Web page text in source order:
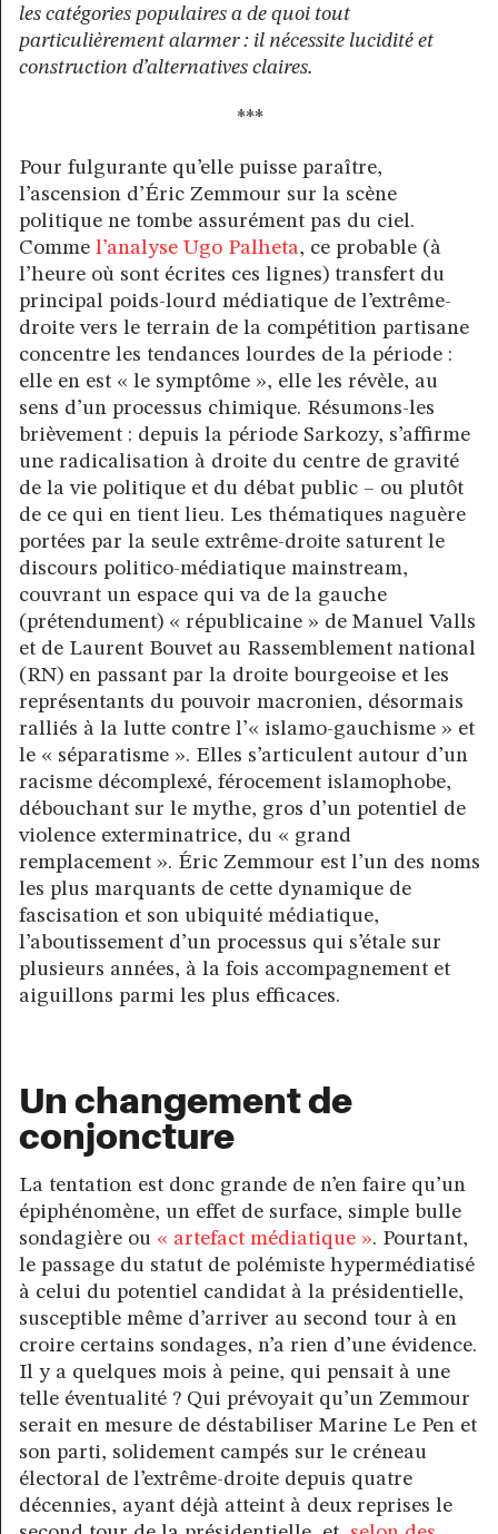
les catégories populaires a de quoi tout
particulièrement alarmer : il nécessite lucidité et
construction d’alternatives claires.
***
Pour fulgurante qu’elle puisse paraître,
l’ascension d’Éric Zemmour sur la scène
politique ne tombe assurément pas du ciel.
Comme l’analyse Ugo Palheta, ce probable (à
l’heure où sont écrites ces lignes) transfert du
principal poids-lourd médiatique de l’extrême-
droite vers le terrain de la compétition partisane
concentre les tendances lourdes de la période :
elle en est « le symptôme », elle les révèle, au
sens d’un processus chimique. Résumons-les
brièvement : depuis la période Sarkozy, s’affirme
une radicalisation à droite du centre de gravité
de la vie politique et du débat public – ou plutôt
de ce qui en tient lieu. Les thématiques naguère
portées par la seule extrême-droite saturent le
discours politico-médiatique mainstream,
couvrant un espace qui va de la gauche
(prétendument) « républicaine » de Manuel Valls
et de Laurent Bouvet au Rassemblement national
(RN) en passant par la droite bourgeoise et les
représentants du pouvoir macronien, désormais
ralliés à la lutte contre l’« islamo-gauchisme » et
le « séparatisme ». Elles s’articulent autour d’un
racisme décomplexé, férocement islamophobe,
débouchant sur le mythe, gros d’un potentiel de
violence exterminatrice, du « grand
remplacement ». Éric Zemmour est l’un des noms
les plus marquants de cette dynamique de
fascisation et son ubiquité médiatique,
l’aboutissement d’un processus qui s’étale sur
plusieurs années, à la fois accompagnement et
aiguillons parmi les plus efficaces.
Un changement de
conjoncture
La tentation est donc grande de n’en faire qu’un
épiphénomène, un effet de surface, simple bulle
sondagière ou « artefact médiatique ». Pourtant,
le passage du statut de polémiste hypermédiatisé
à celui du potentiel candidat à la présidentielle,
susceptible même d’arriver au second tour à en
croire certains sondages, n’a rien d’une évidence.
Il y a quelques mois à peine, qui pensait à une
telle éventualité ? Qui prévoyait qu’un Zemmour
serait en mesure de déstabiliser Marine Le Pen et
son parti, solidement campés sur le créneau
électoral de l’extrême-droite depuis quatre
décennies, ayant déjà atteint à deux reprises le